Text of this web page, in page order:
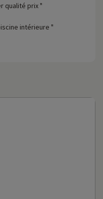
qualité prix "
intérieure "